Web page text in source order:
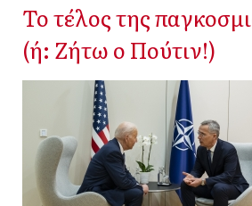
Το τέλος της
(ή: Ζήτω ο Πούτιν!)